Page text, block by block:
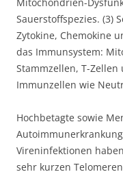
Sauerstoffspezies. (3)
Zytokine, Chemokine
das Immunsystem:
Stammzellen, T-
Immunzellen wie
Hochbetagte sowie
Vireninfektionen
sehr kurzen